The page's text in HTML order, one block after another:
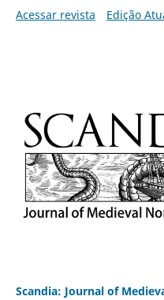
Acessar revista
Edição
Scandia: Journal of